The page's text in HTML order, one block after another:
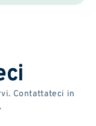
Contattateci in